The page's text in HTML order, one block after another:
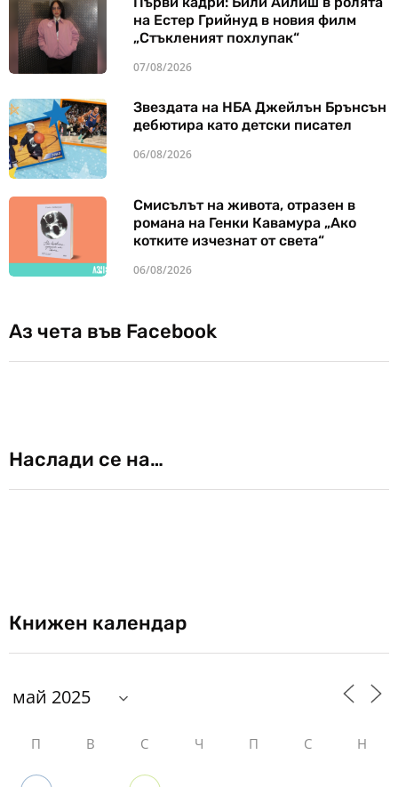
на Естер Грийнуд в новия филм
„Стъкленият похлупак“
07/08/2026
Звездата на НБА Джейлън Брънсън
дебютира като детски писател
06/08/2026
Смисълът на живота, отразен в
романа на Генки Кавамура „Ако
котките изчезнат от света“
06/08/2026
Аз чета във Facebook
Наслади се на…
Книжен календар
П В С Ч П С Н